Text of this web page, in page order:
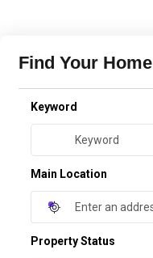
Find Your Home
Keyword
Main Location
Property Status